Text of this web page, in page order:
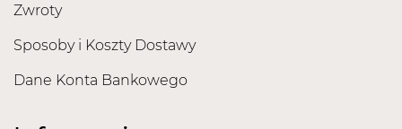
Zwroty
Sposoby i Koszty Dostawy
Dane Konta Bankowego